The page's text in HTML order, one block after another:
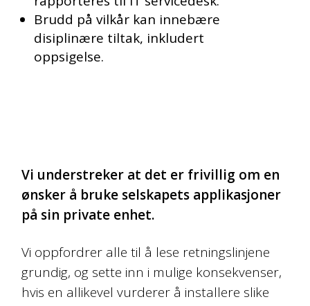
Brudd på vilkår kan innebære
disiplinære tiltak, inkludert
oppsigelse.
Vi understreker at det er frivillig om en
ønsker å bruke selskapets applikasjoner
på sin private enhet.
Vi oppfordrer alle til å lese retningslinjene
grundig, og sette inn i mulige konsekvenser,
hvis en allikevel vurderer å installere slike